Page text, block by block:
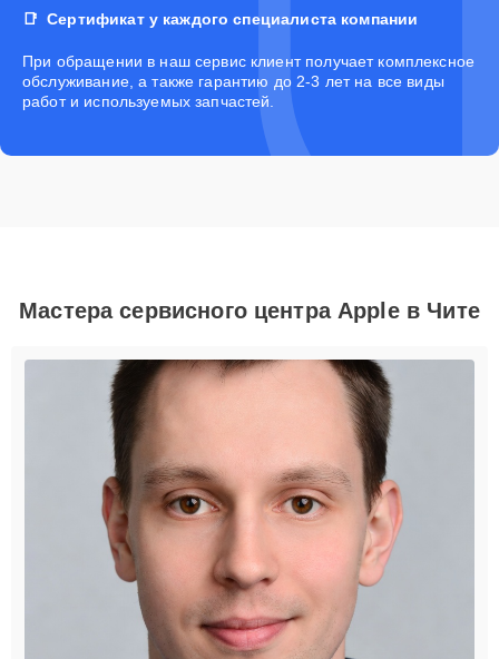
Сертификат у каждого специалиста компании
При обращении в наш сервис клиент получает комплексное
обслуживание, а также гарантию до 2-3 лет на все виды
работ и используемых запчастей.
Мастера сервисного центра Apple в Чите